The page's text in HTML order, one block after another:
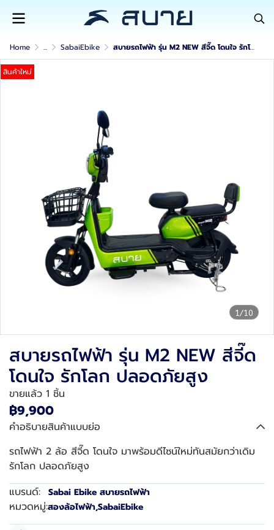
Home ... SabaiEbike สบายรถไฟฟ้า รุ่น M2 NEW สีจี๊ด โดนใจ รักโลก ปลอดภัยสูง
1/10
สินค้าใหม่
สบายรถไฟฟ้า รุ่น M2 NEW สีจี๊ด
โดนใจ รักโลก ปลอดภัยสูง
ขายแล้ว 1 ชิ้น
฿9,900
คำอธิบายสินค้าแบบย่อ
รถไฟฟ้า 2 ล้อ สีจี๊ด โดนใจ มาพร้อมดีไซน์ใหม่ทันสมัยกว่าเดิม
รักโลก ปลอดภัยสูง
แบรนด์:
Sabai Ebike สบายรถไฟฟ้า
หมวดหมู่:สองล้อไฟฟ้า,SabaiEbike